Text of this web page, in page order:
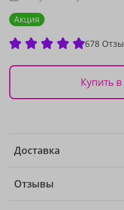
Акция
678
Купить в
Доставка
Отзывы